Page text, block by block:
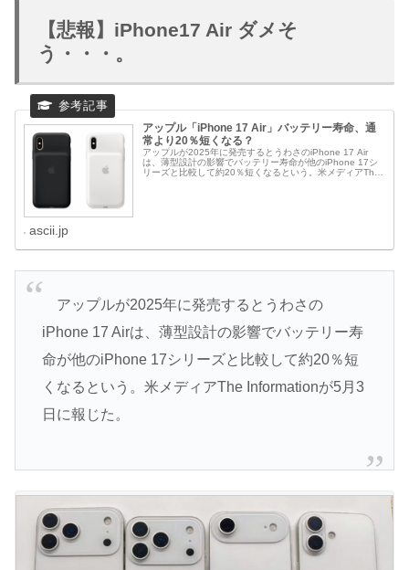
【悲報】iPhone17 Air ダメそ
う・・・。
アップル「iPhone 17 Air」バッテリー寿命、通
常より20％短くなる？
アップルが2025年に発売するとうわさのiPhone 17 Air
は、薄型設計の影響でバッテリー寿命が他のiPhone 17シ
リーズと比較して約20％短くなるという。米メディアThe
ascii.jp
アップルが2025年に発売するとうわさの
iPhone 17 Airは、薄型設計の影響でバッテリー寿
命が他のiPhone 17シリーズと比較して約20％短
くなるという。米メディアThe Informationが5月3
日に報じた。